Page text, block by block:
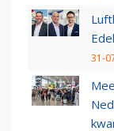
31-